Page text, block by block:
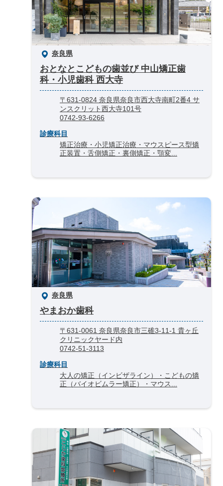
奈良県
おとなとこどもの歯並び 中山矯正歯
科・小児歯科 西大寺
〒631-0824 奈良県奈良市西大寺南町2番4 サ
ンスクリット西大寺101号
0742-93-6266
診療科目
矯正治療・小児矯正治療・マウスピース型矯
正装置・舌側矯正・裏側矯正・顎変...
奈良県
やまおか歯科
〒631-0061 奈良県奈良市三碓3-11-1 貴ヶ丘
クリニックヤード内
0742-51-3113
診療科目
大人の矯正（インビザライン）・こどもの矯
正（バイオビムラー矯正）・マウス...